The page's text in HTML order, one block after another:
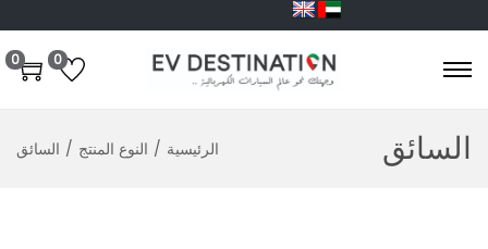
0
0
السائق الرئيسية / النوع المنتج / السائق